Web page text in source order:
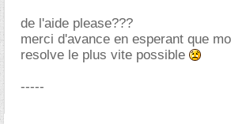
de l'aide please???
merci d'avance en esperant que
resolve le plus vite possible
-----